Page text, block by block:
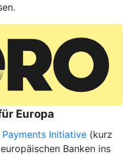
Europa
Payments Initiative (kurz
Banken ins